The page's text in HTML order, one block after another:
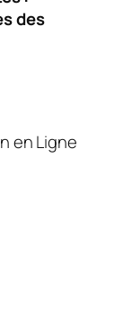
des
en Ligne